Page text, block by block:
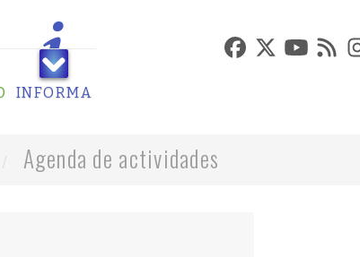
INFORMA
Agenda de actividades